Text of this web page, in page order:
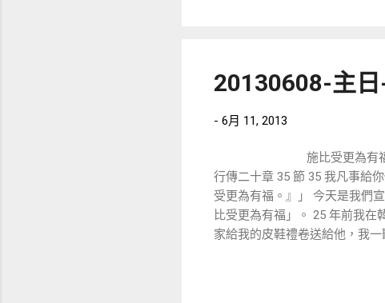
20130608-主
- 6月 11, 2013
施比受更
行傳二十章 35 節 35 我凡事給
受更為有福。』」 今天是我們
比受更為有福」。 25 年前我
家給我的皮鞋禮卷送給他，我